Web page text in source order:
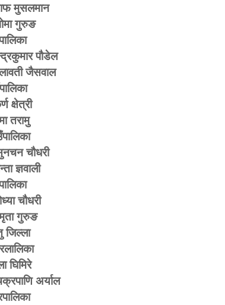
मुसलमान
गुरुङ
पौडेल
जैसवाल
क्षेत्री
तरामु
चौधरी
ज्ञवाली
चौधरी
गुरुङ
घिमिरे
अर्याल